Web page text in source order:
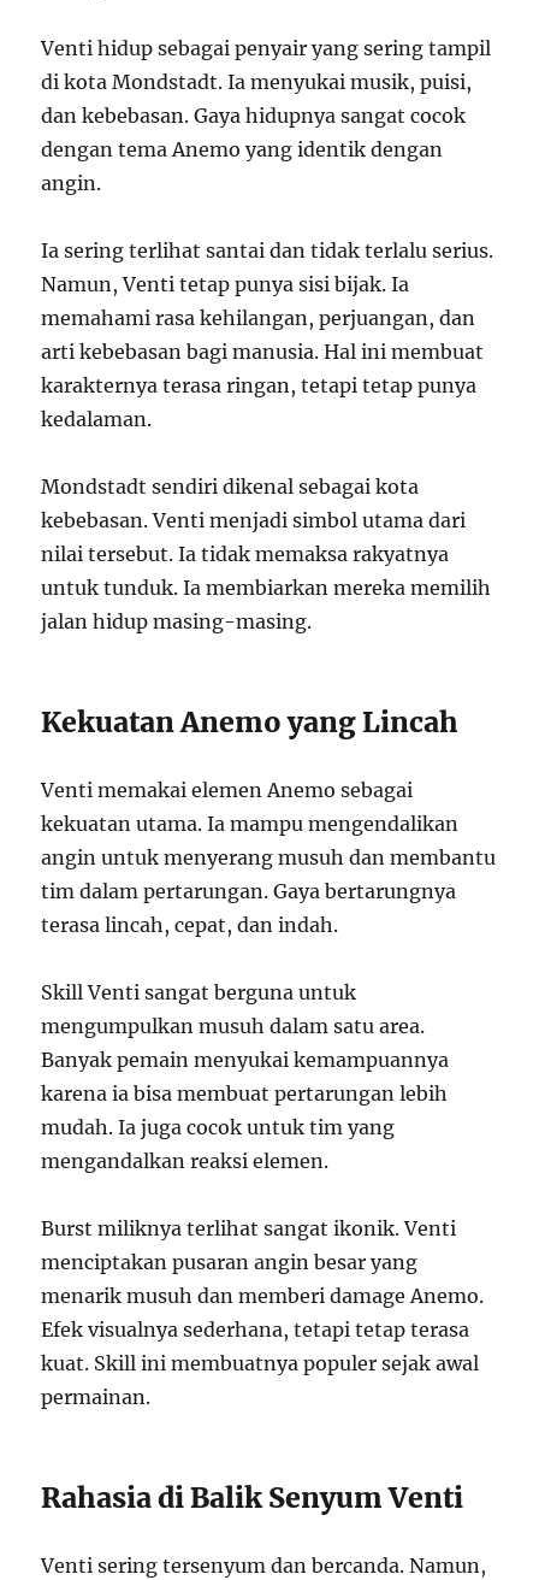
Venti hidup sebagai penyair yang sering tampil
di kota Mondstadt. Ia menyukai musik, puisi,
dan kebebasan. Gaya hidupnya sangat cocok
dengan tema Anemo yang identik dengan
angin.
Ia sering terlihat santai dan tidak terlalu serius.
Namun, Venti tetap punya sisi bijak. Ia
memahami rasa kehilangan, perjuangan, dan
arti kebebasan bagi manusia. Hal ini membuat
karakternya terasa ringan, tetapi tetap punya
kedalaman.
Mondstadt sendiri dikenal sebagai kota
kebebasan. Venti menjadi simbol utama dari
nilai tersebut. Ia tidak memaksa rakyatnya
untuk tunduk. Ia membiarkan mereka memilih
jalan hidup masing-masing.
Kekuatan Anemo yang Lincah
Venti memakai elemen Anemo sebagai
kekuatan utama. Ia mampu mengendalikan
angin untuk menyerang musuh dan membantu
tim dalam pertarungan. Gaya bertarungnya
terasa lincah, cepat, dan indah.
Skill Venti sangat berguna untuk
mengumpulkan musuh dalam satu area.
Banyak pemain menyukai kemampuannya
karena ia bisa membuat pertarungan lebih
mudah. Ia juga cocok untuk tim yang
mengandalkan reaksi elemen.
Burst miliknya terlihat sangat ikonik. Venti
menciptakan pusaran angin besar yang
menarik musuh dan memberi damage Anemo.
Efek visualnya sederhana, tetapi tetap terasa
kuat. Skill ini membuatnya populer sejak awal
permainan.
Rahasia di Balik Senyum Venti
Venti sering tersenyum dan bercanda. Namun,